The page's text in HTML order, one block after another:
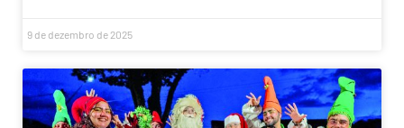
9 de dezembro de 2025